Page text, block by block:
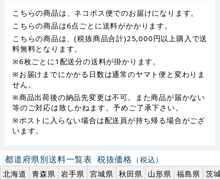
こちらの商品は、ネコポス便でのお届けになります。
こちらの商品は6点ごとに送料がかかります。
こちらの商品は、(税抜商品合計)25,000円以上購入で送
料無料となります。
※6枚ごとに1配送分の送料が掛かります。
※お届けまでにかかる日数は通常のヤマト便と変わりま
せん。
※商品出荷後の納品先変更は不可。また商品が届かない
等のご対応は致しかねます。予めご了承下さい。
※ポストに入らない場合は配送員が持ち帰る場合がござ
います。
都道府県別送料一覧表 税抜価格 （税込）
北海道
青森県 岩手県 宮城県 秋田県 山形県 福島県 茨